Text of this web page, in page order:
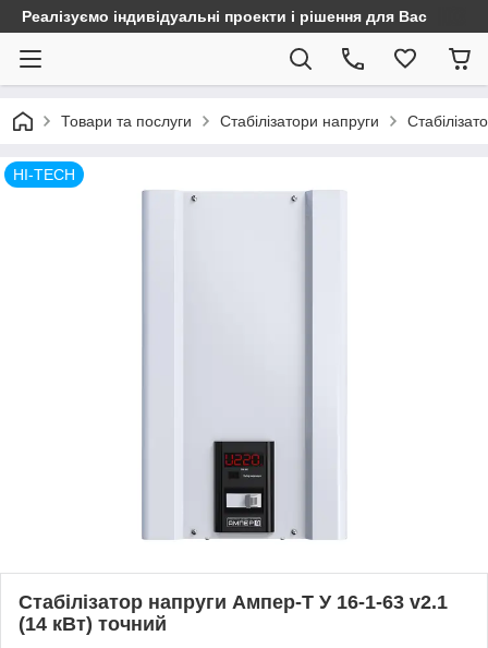
Реалізуємо індивідуальні проекти і рішення для Вас
Товари та послуги Стабілізатори напруги
HI-TECH
Стабілізатор напруги Ампер-Т У 16-1-63 v2.1
(14 кВт) точний